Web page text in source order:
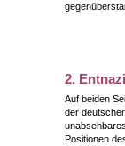
2.
Auf beiden
der
Positionen